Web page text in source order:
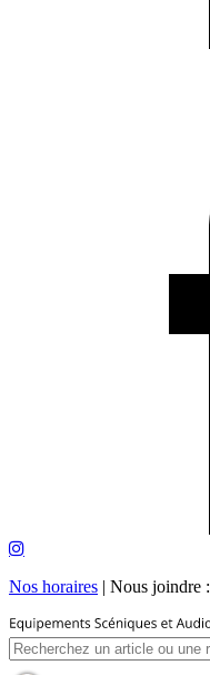
Nos horaires | Nous joindre :